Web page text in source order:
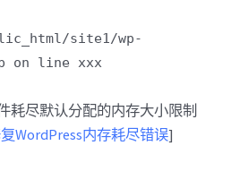
site1/wp-
on line xxx
耗尽默认分配的内存大小限制
WordPress内存耗尽错误]